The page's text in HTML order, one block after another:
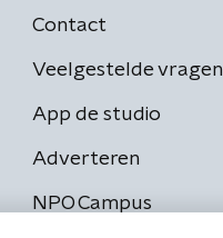
Contact
Veelgestelde vragen
App de studio
Adverteren
NPO Campus